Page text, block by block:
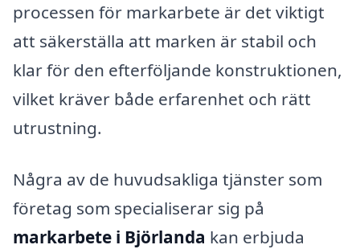
processen för markarbete är det viktigt
att säkerställa att marken är stabil och
klar för den efterföljande konstruktionen,
vilket kräver både erfarenhet och rätt
utrustning.
Några av de huvudsakliga tjänster som
företag som specialiserar sig på
markarbete i Björlanda kan erbjuda